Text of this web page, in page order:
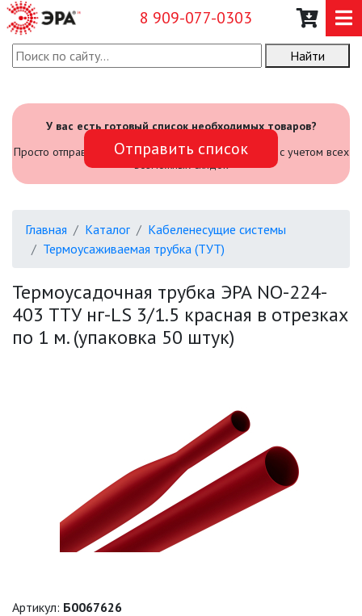
8 909-077-0303
О КОМПАНИИ
САДОВЫЙ ИНВЕНТАРЬ И
ИНСТРУМЕНТЫ
ОФИСНЫЕ ПОДВЕСНЫЕ
СВЕТИЛЬНИКИ «GEOMETRIA»
ПРОЖЕКТОРЫ
ФОНАРИ
САДОВЫЕ СВЕТИЛЬНИКИ
САДОВЫЕ ФАСАДНЫЕ
СВЕТИЛЬНИКИ
СВЕТИЛЬНИКИ ДЛЯ РОСТА
РАСТЕНИЙ (ФИТОСВЕТИЛЬНИКИ)
Найти
У вас есть готовый список необходимых товаров?
Просто отправьте его нам и мы посчитаем стоимость с учетом всех
возможных скидок
Отправить список
Главная Каталог
Кабеленесущие системы
Термоусаживаемая трубка (ТУТ)
Термоусадочная трубка ЭРА NO-224-
403 ТТУ нг-LS 3/1.5 красная в отрезках
по 1 м. (упаковка 50 штук)
Артикул: Б0067626